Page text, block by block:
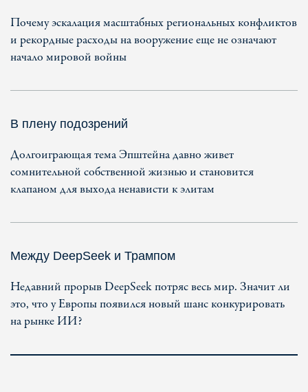
Почему эскалация масштабных региональных конфликтов
и рекордные расходы на вооружение еще не означают
начало мировой войны
В плену подозрений
Долгоиграющая тема Эпштейна давно живет
сомнительной собственной жизнью и становится
клапаном для выхода ненависти к элитам
Между DeepSeek и Трампом
Недавний прорыв DeepSeek потряс весь мир. Значит ли
это, что у Европы появился новый шанс конкурировать
на рынке ИИ?